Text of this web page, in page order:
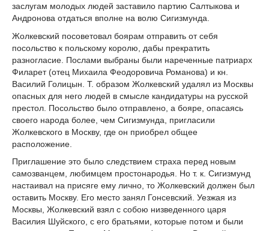
заслугам молодых людей заставило партию Салтыкова и
Андронова отдаться вполне на волю Сигизмунда.
Жолкевский посоветовал боярам отправить от себя
посольство к польскому королю, дабы прекратить
разногласие. Послами выбраны были нареченные патриарх
Филарет (отец Михаила Феодоровича Романова) и кн.
Василий Голицын. Т. образом Жолкевский удалял из Москвы
опасных для него людей в смысле кандидатуры на русской
престол. Посольство было отправлено, а бояре, опасаясь
своего народа более, чем Сигизмунда, пригласили
Жолкевского в Москву, где он приобрел общее
расположение.
Приглашение это было следствием страха перед новым
самозванцем, любимцем простонародья. Но т. к. Сигизмунд
настаивал на присяге ему лично, то Жолкевский должен был
оставить Москву. Его место занял Гонсевский. Уезжая из
Москвы, Жолкевский взял с собою низведенного царя
Василия Шуйского, с его братьями, которые потом и были